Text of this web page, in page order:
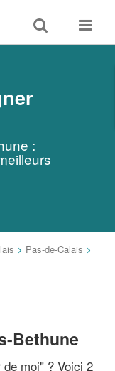
Toggle
search
Toggle
:
> Pas-de-Calais >
Bethune
de moi" ? Voici 2